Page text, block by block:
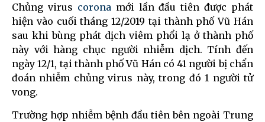
Chủng virus corona mới lần đầu tiên được phát
hiện vào cuối tháng 12/2019 tại thành phố Vũ Hán
sau khi bùng phát dịch viêm phổi lạ ở thành phố
này với hàng chục người nhiễm dịch. Tính đến
ngày 12/1, tại thành phố Vũ Hán có 41 người bị chẩn
đoán nhiễm chủng virus này, trong đó 1 người tử
vong.
Trường hợp nhiễm bệnh đầu tiên bên ngoài Trung